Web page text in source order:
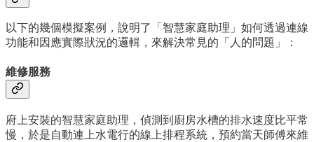
以下的幾個模擬案例，說明了「智慧家庭助理」如何透過連線
功能和因應實際狀況的邏輯，來解決常見的「人的問題」：
維修服務
府上安裝的智慧家庭助理，偵測到廚房水槽的排水速度比平常
慢，於是自動連上水電行的線上排程系統，預約當天師傅來維